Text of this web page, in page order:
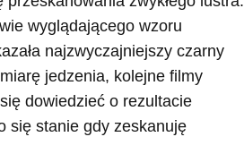
wyglądającego wzoru
najzwyczajniejszy czarny
jedzenia, kolejne filmy
dowiedzieć o rezultacie
się stanie gdy zeskanuję